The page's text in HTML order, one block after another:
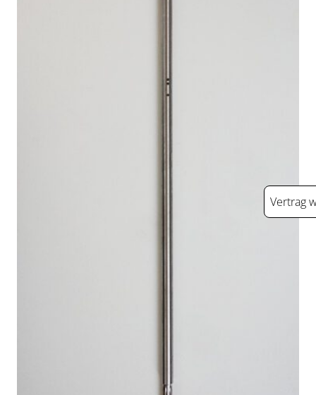
Vertrag